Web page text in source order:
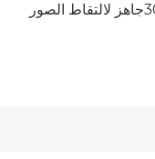
للسفر والتي تتميز بمعدل تكبير/تصغير 30xجاهز لالتقاط الصور
Toggle